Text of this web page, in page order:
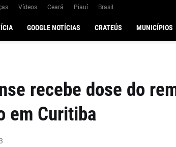
Vídeos Ceará Piauí Brasil
GOOGLE NOTÍCIAS CRATEÚS MUNICÍPIOS
recebe dose do
em Curitiba